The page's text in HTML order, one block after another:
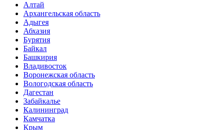
Алтай
Архангельская область
Адыгея
Абхазия
Бурятия
Байкал
Башкирия
Владивосток
Воронежская область
Вологодская область
Дагестан
Забайкалье
Калининград
Камчатка
Крым